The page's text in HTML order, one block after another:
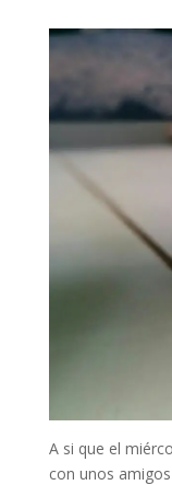
A si que el
con unos